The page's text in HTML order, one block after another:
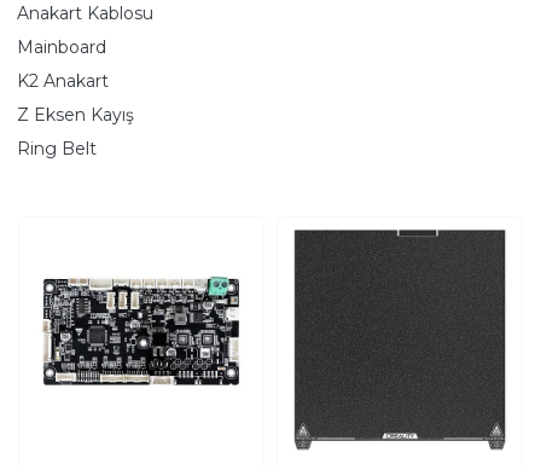
Anakart Kablosu
Mainboard
K2 Anakart
Z Eksen Kayış
Ring Belt